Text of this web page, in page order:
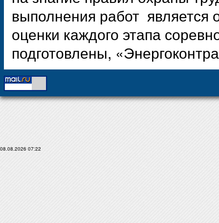
выполнения работ является
оценки каждого этапа
подготовлены,
08.08.2026 07:22